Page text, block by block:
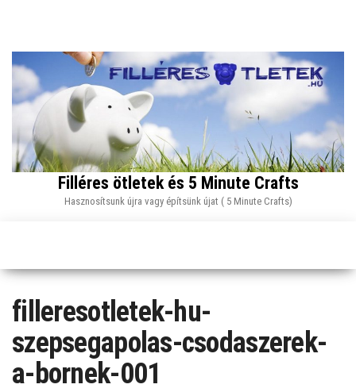
Filléres ötletek és 5 Minute Crafts
Hasznosítsunk újra vagy építsünk újat ( 5 Minute Crafts)
filleresotletek-hu-
szepsegapolas-csodaszerek-
a-bornek-001